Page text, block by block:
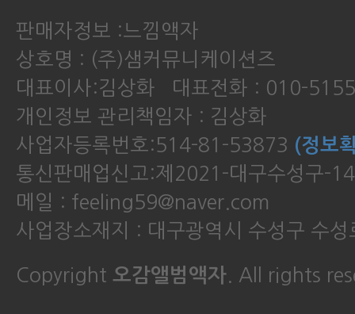
판매자정보 :느낌액자
상호명 : (주)샘커뮤니케이션즈
대표이사:김상화 대표전화 : 010-
개인정보 관리책임자 : 김상화
사업자등록번호:514-81-53873 (정보
통신판매업신고:제2021-대구수성구-
메일 : feeling59@naver.com
사업장소재지 : 대구광역시 수성구 수
Copyright 오감앨범액자. All rights